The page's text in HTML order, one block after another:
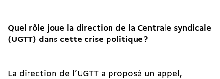
Quel rôle joue la direction de la Centrale syndicale
(UGTT) dans cette crise politique?
La direction de l’UGTT a proposé un appel,